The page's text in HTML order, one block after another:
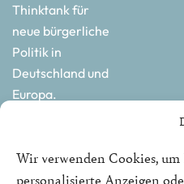
Wir verwenden Cookies,
personalisierte Anzeigen
Thinktank für
neue bürgerliche
Politik in
Deutschland und
Europa.